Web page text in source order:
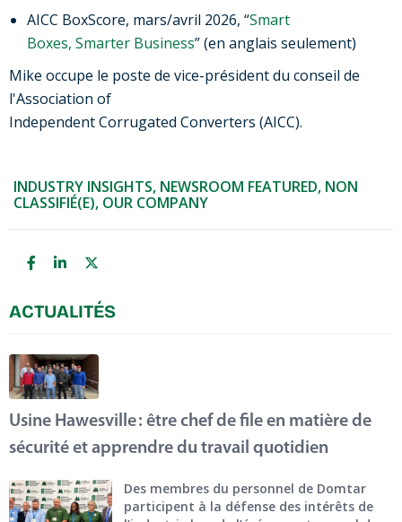
AICC BoxScore, mars/avril 2026, “Smart
Boxes, Smarter Business” (en anglais seulement)
Mike occupe le poste de vice-président du conseil de
l'Association of
Independent Corrugated Converters (AICC).
INDUSTRY INSIGHTS, NEWSROOM FEATURED, NON
CLASSIFIÉ(E), OUR COMPANY
ACTUALITÉS
Usine Hawesville : être chef de file en matière de
sécurité et apprendre du travail quotidien
Des membres du personnel de Domtar
participent à la défense des intérêts de